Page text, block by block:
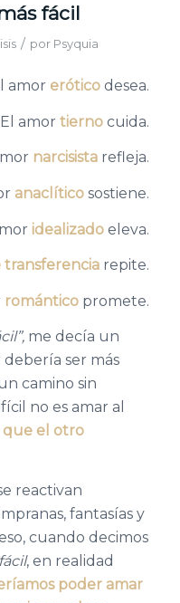
fácil
/ por Psyquia
amor erótico desea.
El amortierno cuida.
narcisista refleja.
anaclítico sostiene.
idealizado eleva.
transferencia repite.
romántico promete.
me decía un
debería ser más
camino sin
no es amar al
que el otro
reactivan
fantasías y
cuando decimos
, en realidad
poder amar